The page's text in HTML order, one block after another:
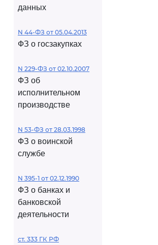
данных
N 44-ФЗ от 05.04.2013
ФЗ о госзакупках
N 229-ФЗ от 02.10.2007
ФЗ об
исполнительном
производстве
N 53-ФЗ от 28.03.1998
ФЗ о воинской
службе
N 395-1 от 02.12.1990
ФЗ о банках и
банковской
деятельности
ст. 333 ГК РФ